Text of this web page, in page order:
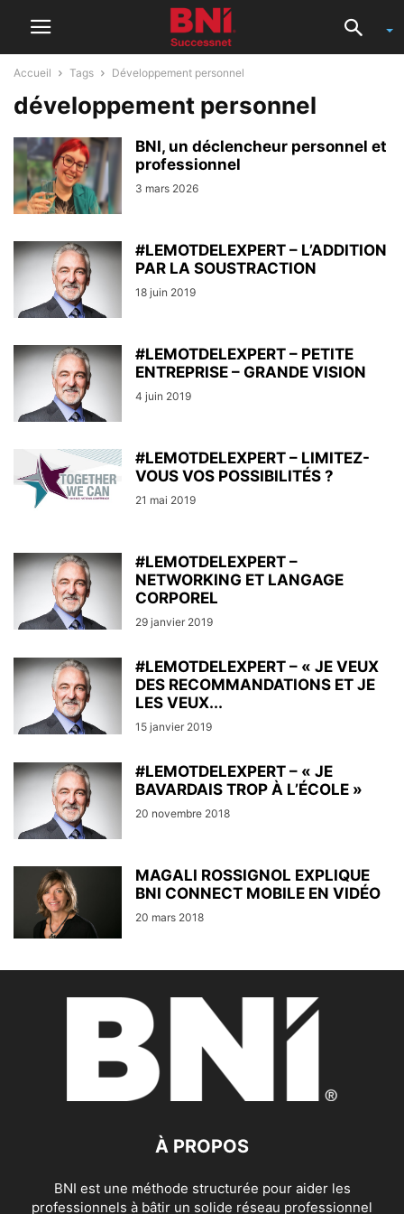
Accueil Tags Développement personnel
développement personnel
BNI, un déclencheur personnel et
professionnel
3 mars 2026
#LEMOTDELEXPERT – L’ADDITION
PAR LA SOUSTRACTION
18 juin 2019
#LEMOTDELEXPERT – PETITE
ENTREPRISE – GRANDE VISION
4 juin 2019
#LEMOTDELEXPERT – LIMITEZ-
VOUS VOS POSSIBILITÉS ?
21 mai 2019
#LEMOTDELEXPERT –
NETWORKING ET LANGAGE
CORPOREL
29 janvier 2019
#LEMOTDELEXPERT – « JE VEUX
DES RECOMMANDATIONS ET JE
LES VEUX...
15 janvier 2019
#LEMOTDELEXPERT – « JE
BAVARDAIS TROP À L’ÉCOLE »
20 novembre 2018
MAGALI ROSSIGNOL EXPLIQUE
BNI CONNECT MOBILE EN VIDÉO
20 mars 2018
À PROPOS
BNI est une méthode structurée pour aider les
professionnels à bâtir un solide réseau professionnel